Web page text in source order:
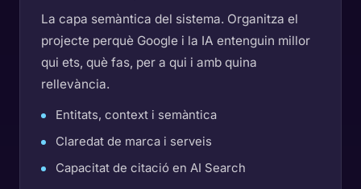
La capa semàntica del sistema. Organitza el
projecte perquè Google i la IA entenguin millor
qui ets, què fas, per a qui i amb quina
rellevància.
Entitats, context i semàntica
Claredat de marca i serveis
Capacitat de citació en AI Search